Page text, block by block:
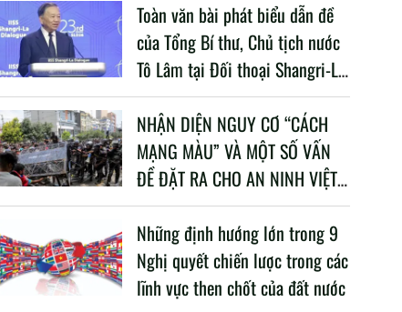
Toàn văn bài phát biểu dẫn đề
của Tổng Bí thư, Chủ tịch nước
Tô Lâm tại Đối thoại Shangri-La
lần thứ 23
NHẬN DIỆN NGUY CƠ “CÁCH
MẠNG MÀU” VÀ MỘT SỐ VẤN
ĐỀ ĐẶT RA CHO AN NINH VIỆT
NAM TRONG BỐI CẢNH HIỆN
NAY
Những định hướng lớn trong 9
Nghị quyết chiến lược trong các
lĩnh vực then chốt của đất nước